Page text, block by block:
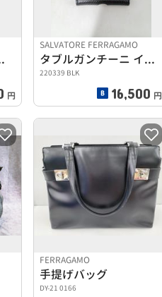
ルト
円
SALVATORE FERRAGAMO
タブルガンチーニ イヤホンケース
220339 BLK
16,500 円
FERRAGAMO
手提げバッグ
DY-21 0166